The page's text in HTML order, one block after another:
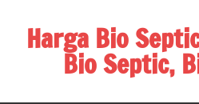
contentHarga Bio
Bio Septic,